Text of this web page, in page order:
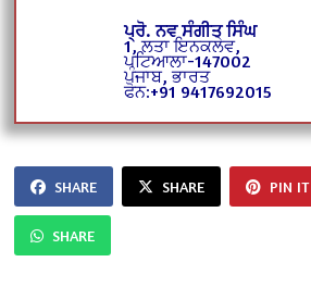
ਪ੍ਰੋ. ਨਵ ਸੰਗੀਤ ਸਿੰਘ
1, ਲਤਾ ਇਨਕਲੇਵ,
ਪਟਿਆਲਾ-147002
ਪੰਜਾਬ, ਭਾਰਤ
ਫੋਨ:+91 9417692015
SHARE SHARE PIN IT
SHARE